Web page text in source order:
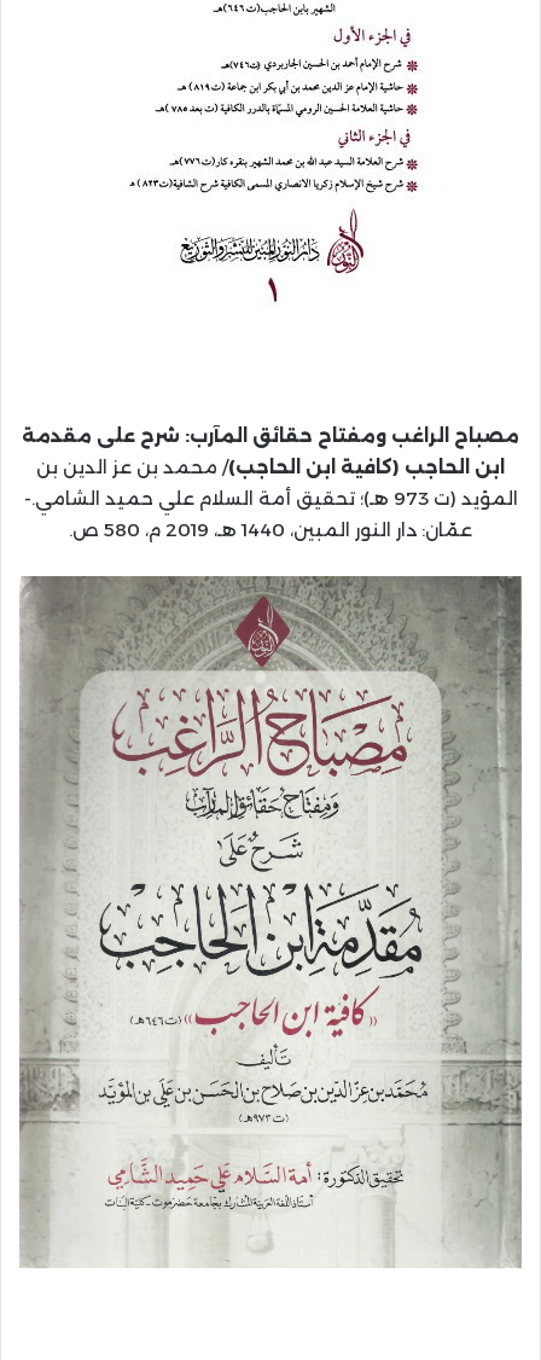
مصباح الراغب ومفتاح حقائق المآرب: شرح على مقدمة
ابن الحاجب (كافية ابن الحاجب)/ محمد بن عز الدين بن
المؤيد (ت 973 هـ)؛ تحقيق أمة السلام علي حميد الشامي.-
عمّان: دار النور المبين، 1440 هـ، 2019 م، 580 ص.